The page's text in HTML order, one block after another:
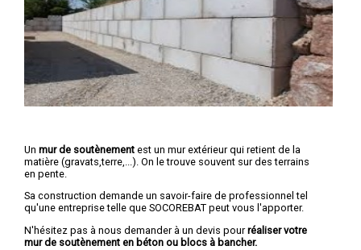
Un mur de soutènement est un mur extérieur qui retient de la
matière (gravats,terre,...). On le trouve souvent sur des terrains
en pente.
Sa construction demande un savoir-faire de professionnel tel
qu'une entreprise telle que SOCOREBAT peut vous l'apporter.
N'hésitez pas à nous demander à un devis pourréaliser votre
mur de soutènement en béton ou blocs à bancher.